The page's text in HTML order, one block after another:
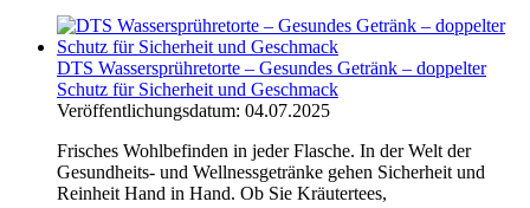
DTS Wassersprühretorte – Gesundes Getränk – doppelter
Schutz für Sicherheit und Geschmack
Veröffentlichungsdatum: 04.07.2025
Frisches Wohlbefinden in jeder Flasche. In der Welt der
Gesundheits- und Wellnessgetränke gehen Sicherheit und
Reinheit Hand in Hand. Ob Sie Kräutertees,